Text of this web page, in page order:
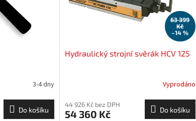
3-4 dny
Do košíku
63 399
Kč
–14 %
Hydraulický strojní svěrák HCV 125
Vyprodáno
44 926 Kč bez DPH
54 360 Kč Do košíku